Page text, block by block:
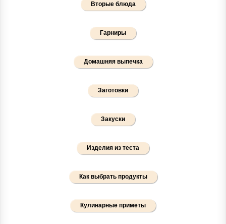
Вторые блюда
Гарниры
Домашняя выпечка
Заготовки
Закуски
Изделия из теста
Как выбрать продукты
Кулинарные приметы